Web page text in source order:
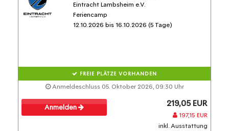
Eintracht Lambsheim e.V.
Feriencamp
12.10.2026 bis 16.10.2026 (5 Tage)
FREIE PLÄTZE VORHANDEN
Anmeldeschluss 05. Oktober 2026, 09:30 Uhr
Anmelden 219,05 EUR
197,15 EUR
inkl. Ausstattung